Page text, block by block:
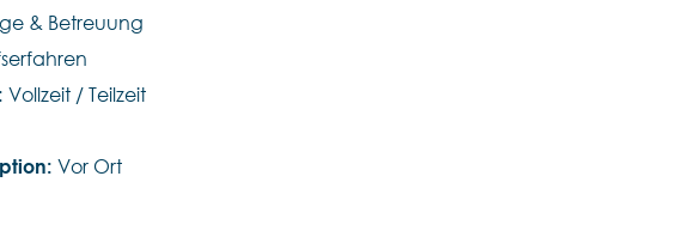
& Betreuung
Vollzeit / Teilzeit
Vor Ort